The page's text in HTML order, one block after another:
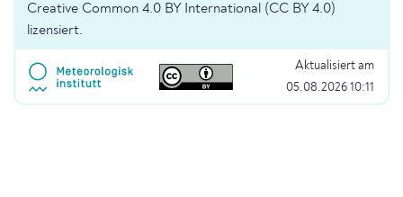
Creative Common 4.0 BY International (CC BY 4.0)
lizensiert.
Aktualisiert am
05.08.2026 10:11